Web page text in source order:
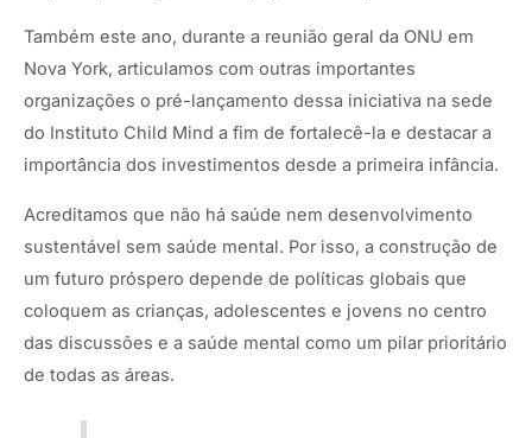
Também este ano, durante a reunião geral da ONU em
Nova York, articulamos com outras importantes
organizações o pré-lançamento dessa iniciativa na sede
do Instituto Child Mind a fim de fortalecê-la e destacar a
importância dos investimentos desde a primeira infância.
Acreditamos que não há saúde nem desenvolvimento
sustentável sem saúde mental. Por isso, a construção de
um futuro próspero depende de políticas globais que
coloquem as crianças, adolescentes e jovens no centro
das discussões e a saúde mental como um pilar prioritário
de todas as áreas.